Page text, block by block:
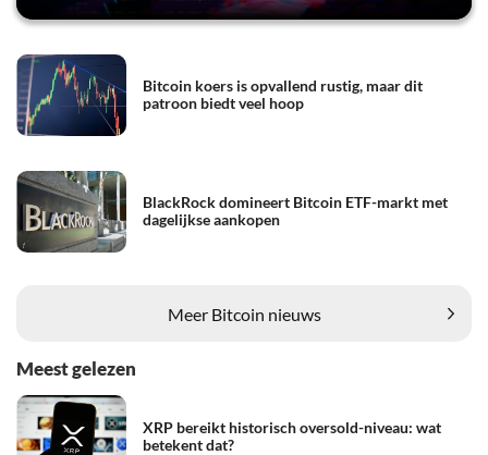
Bitcoin koers is opvallend rustig, maar dit
patroon biedt veel hoop
BlackRock domineert Bitcoin ETF-markt met
dagelijkse aankopen
Meer Bitcoin nieuws
Meest gelezen
XRP bereikt historisch oversold-niveau: wat
betekent dat?